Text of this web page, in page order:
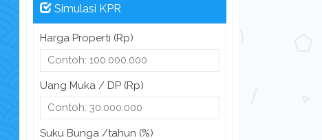
Simulasi KPR
Harga Properti (Rp)
Uang Muka / DP (Rp)
Suku Bunga /tahun (%)